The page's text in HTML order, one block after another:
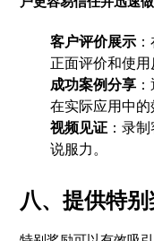
客户评价展示
正面评价和使用
成功案例分享
在实际应用中的
视频见证 ：录
说服力。
八、提供特